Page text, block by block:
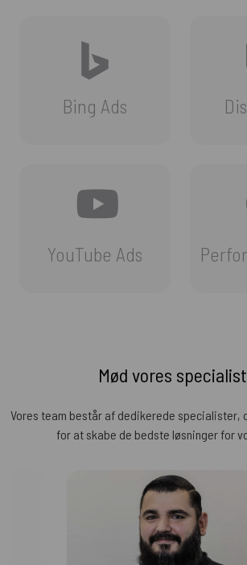
Bing Ads
YouTube Ads
Mød vores
Vores team består af dedikerede specialister,
for at skabe de bedste løsninger for